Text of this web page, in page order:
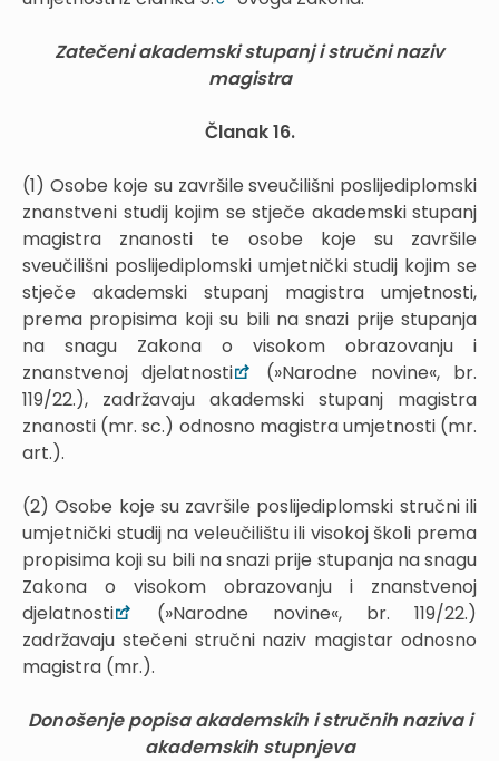
Zatečeni akademski stupanj i stručni naziv
magistra
Članak 16.
(1) Osobe koje su završile sveučilišni poslijediplomski
znanstveni studij kojim se stječe akademski stupanj
magistra znanosti te osobe koje su završile
sveučilišni poslijediplomski umjetnički studij kojim se
stječe akademski stupanj magistra umjetnosti,
prema propisima koji su bili na snazi prije stupanja
na snagu Zakona o visokom obrazovanju i
znanstvenoj djelatnosti
(»Narodne novine«, br.
119/22.), zadržavaju akademski stupanj magistra
znanosti (mr. sc.) odnosno magistra umjetnosti (mr.
art.).
(2) Osobe koje su završile poslijediplomski stručni ili
umjetnički studij na veleučilištu ili visokoj školi prema
propisima koji su bili na snazi prije stupanja na snagu
Zakona o visokom obrazovanju i znanstvenoj
djelatnosti
(»Narodne novine«, br. 119/22.)
zadržavaju stečeni stručni naziv magistar odnosno
magistra (mr.).
Donošenje popisa akademskih i stručnih naziva i
akademskih stupnjeva